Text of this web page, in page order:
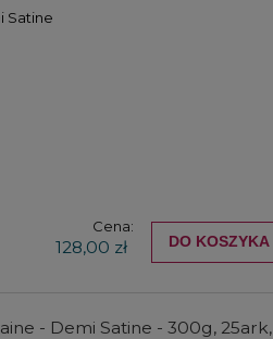
Satine
Cena:
128,00 zł DO KOSZYKA
- Demi Satine - 300g, 25ark,